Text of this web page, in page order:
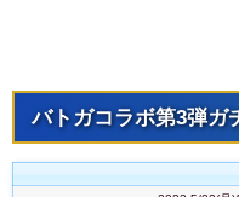
バトガコラボ第3弾ガ